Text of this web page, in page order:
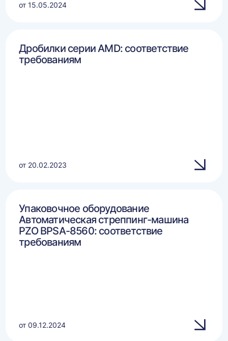
от 15.05.2024
Дробилки серии AMD: соответствие
требованиям
от 20.02.2023
Упаковочное оборудование
Автоматическая стреппинг-машина
PZO BPSA-8560: соответствие
требованиям
от 09.12.2024